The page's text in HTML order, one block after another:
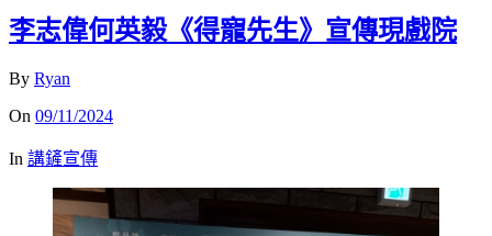
李志偉何英毅《得寵先生》宣傳現戲院
By Ryan
On 09/11/2024
In 講鏟宣傳